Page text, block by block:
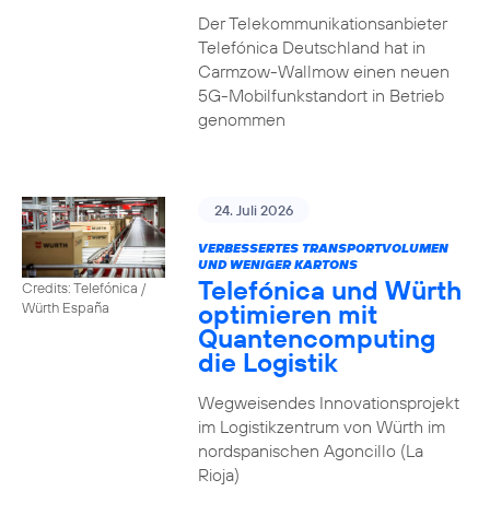
Der Telekommunikationsanbieter
Telefónica Deutschland hat in
Carmzow-Wallmow einen neuen
5G-Mobilfunkstandort in Betrieb
genommen
Credits: Telefónica /
Würth España
24. Juli 2026
VERBESSERTES TRANSPORTVOLUMEN
UND WENIGER KARTONS
Telefónica und Würth
optimieren mit
Quantencomputing
die Logistik
Wegweisendes Innovationsprojekt
im Logistikzentrum von Würth im
nordspanischen Agoncillo (La
Rioja)